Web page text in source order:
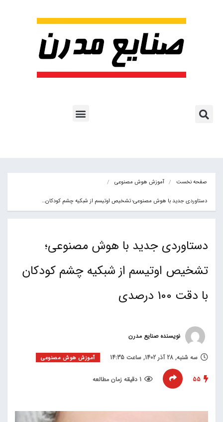
صفحه نخست آموزش هوش مصنوعی
دستاوردی جدید با هوش مصنوعی؛ تشخیص اوتیسم از شبکیه چشم کودکان…
دستاوردی جدید با هوش مصنوعی؛
تشخیص اوتیسم از شبکیه چشم کودکان
با دقت 100 درصدی
نویسنده صنایع مدرن
سه شنبه, 28 آذر 1402, ساعت 14:35 آموزش هوش مصنوعی
55 1 دقیقه زمان مطالعه